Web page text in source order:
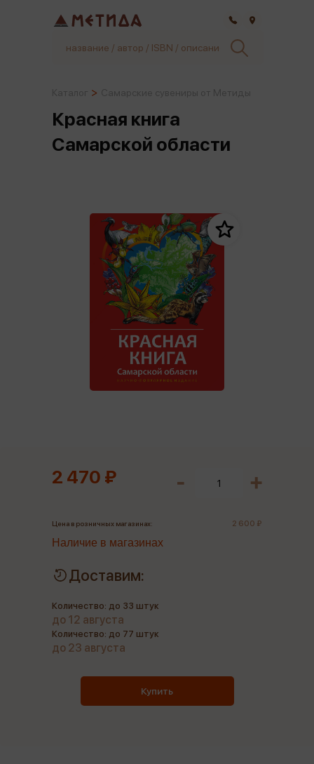
Красная книга
Самарской области
2 470 ₽
Цена в розничных магазинах: 2 600 ₽
Наличие в магазинах
Доставим:
Количество: до 33 штук
до 12 августа
Количество: до 77 штук
до 23 августа
Купить